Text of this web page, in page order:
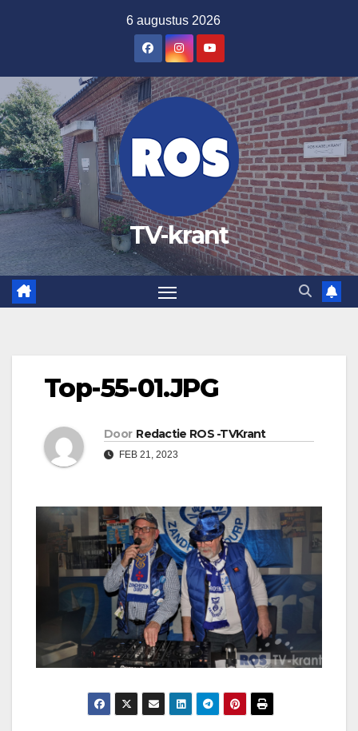
inhoud
6 augustus 2026
TV-krant
Top-55-01.JPG
Door Redactie ROS -TVKrant
FEB 21, 2023